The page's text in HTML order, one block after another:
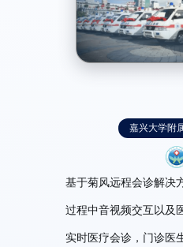
嘉兴大学附
基于菊风远程会诊解决
过程中音视频交互以及
实时医疗会诊，门诊医